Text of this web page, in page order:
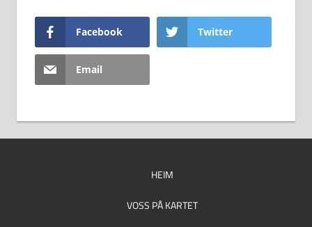
Facebook Twitter
Email
HEIM
VOSS PÅ KARTET